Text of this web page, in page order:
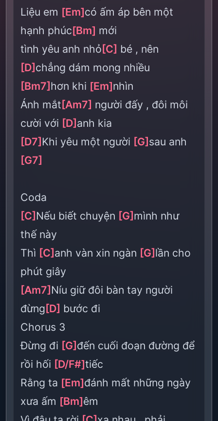
Liệu em [Em]có ấm áp bên một
hạnh phúc[Bm] mới
tình yêu anh nhỏ[C] bé , nên
[D]chẳng dám mong nhiều
[Bm7]hơn khi [Em]nhìn
Ánh mắt[Am7] người đấy , đôi môi
cười với [D]anh kia
[D7]Khi yêu một người [G]sau anh
[G7]
Coda
[C]Nếu biết chuyện [G]mình như
thế này
Thì [C]anh vàn xin ngàn [G]lần cho
phút giây
[Am7]Níu giữ đôi bàn tay người
đừng[D] bước đi
Chorus 3
Đừng đi [G]đến cuối đoạn đường để
rồi hối [D/F#]tiếc
Rằng ta [Em]đánh mất những ngày
xưa ấm [Bm]êm